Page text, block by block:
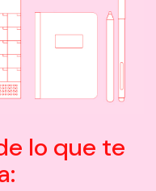
lo que te